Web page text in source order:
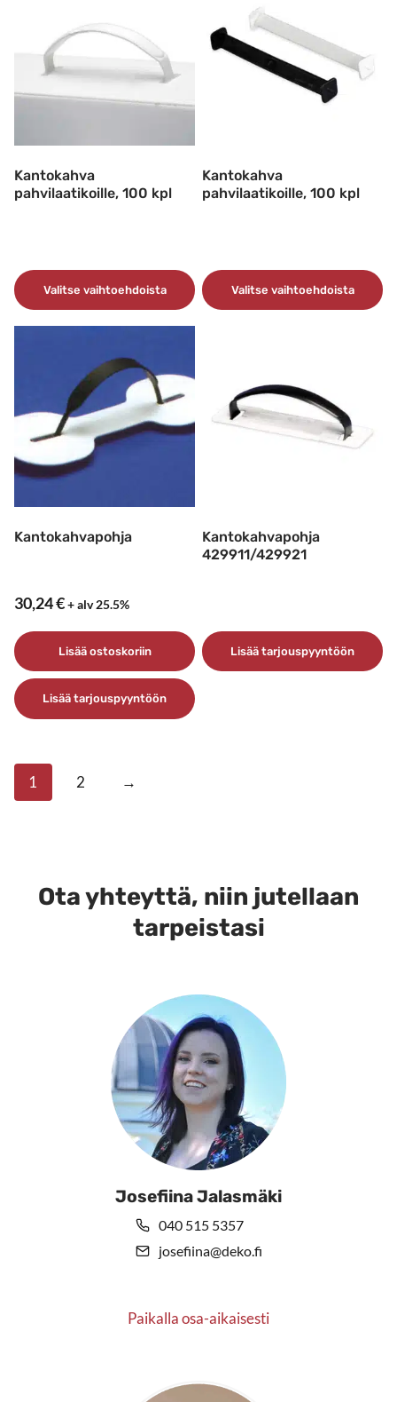
muunnelma.
Voit
tehdä
Kantokahva
pahvilaatikoille, 100 kpl
Valitse vaihtoehdoista
Tällä
muunnelma.
Voit
tehdä
valinnat
tuotteen
sivulla.
Kantokahva
pahvilaatikoille, 100 kpl
Valitse vaihtoehdoista
useampi
muunnelma.
sivulla.
Kantokahvapohja
30,24€+ alv 25.5%
Lisää ostoskoriin
Lisää tarjouspyyntöön
Kantokahvapohja
429911/429921
Lisää tarjouspyyntöön
1 2 →
Ota yhteyttä, niin jutellaan
tarpeistasi
Josefiina Jalasmäki
040 515 5357
josefiina@deko.fi
Paikalla osa-aikaisesti